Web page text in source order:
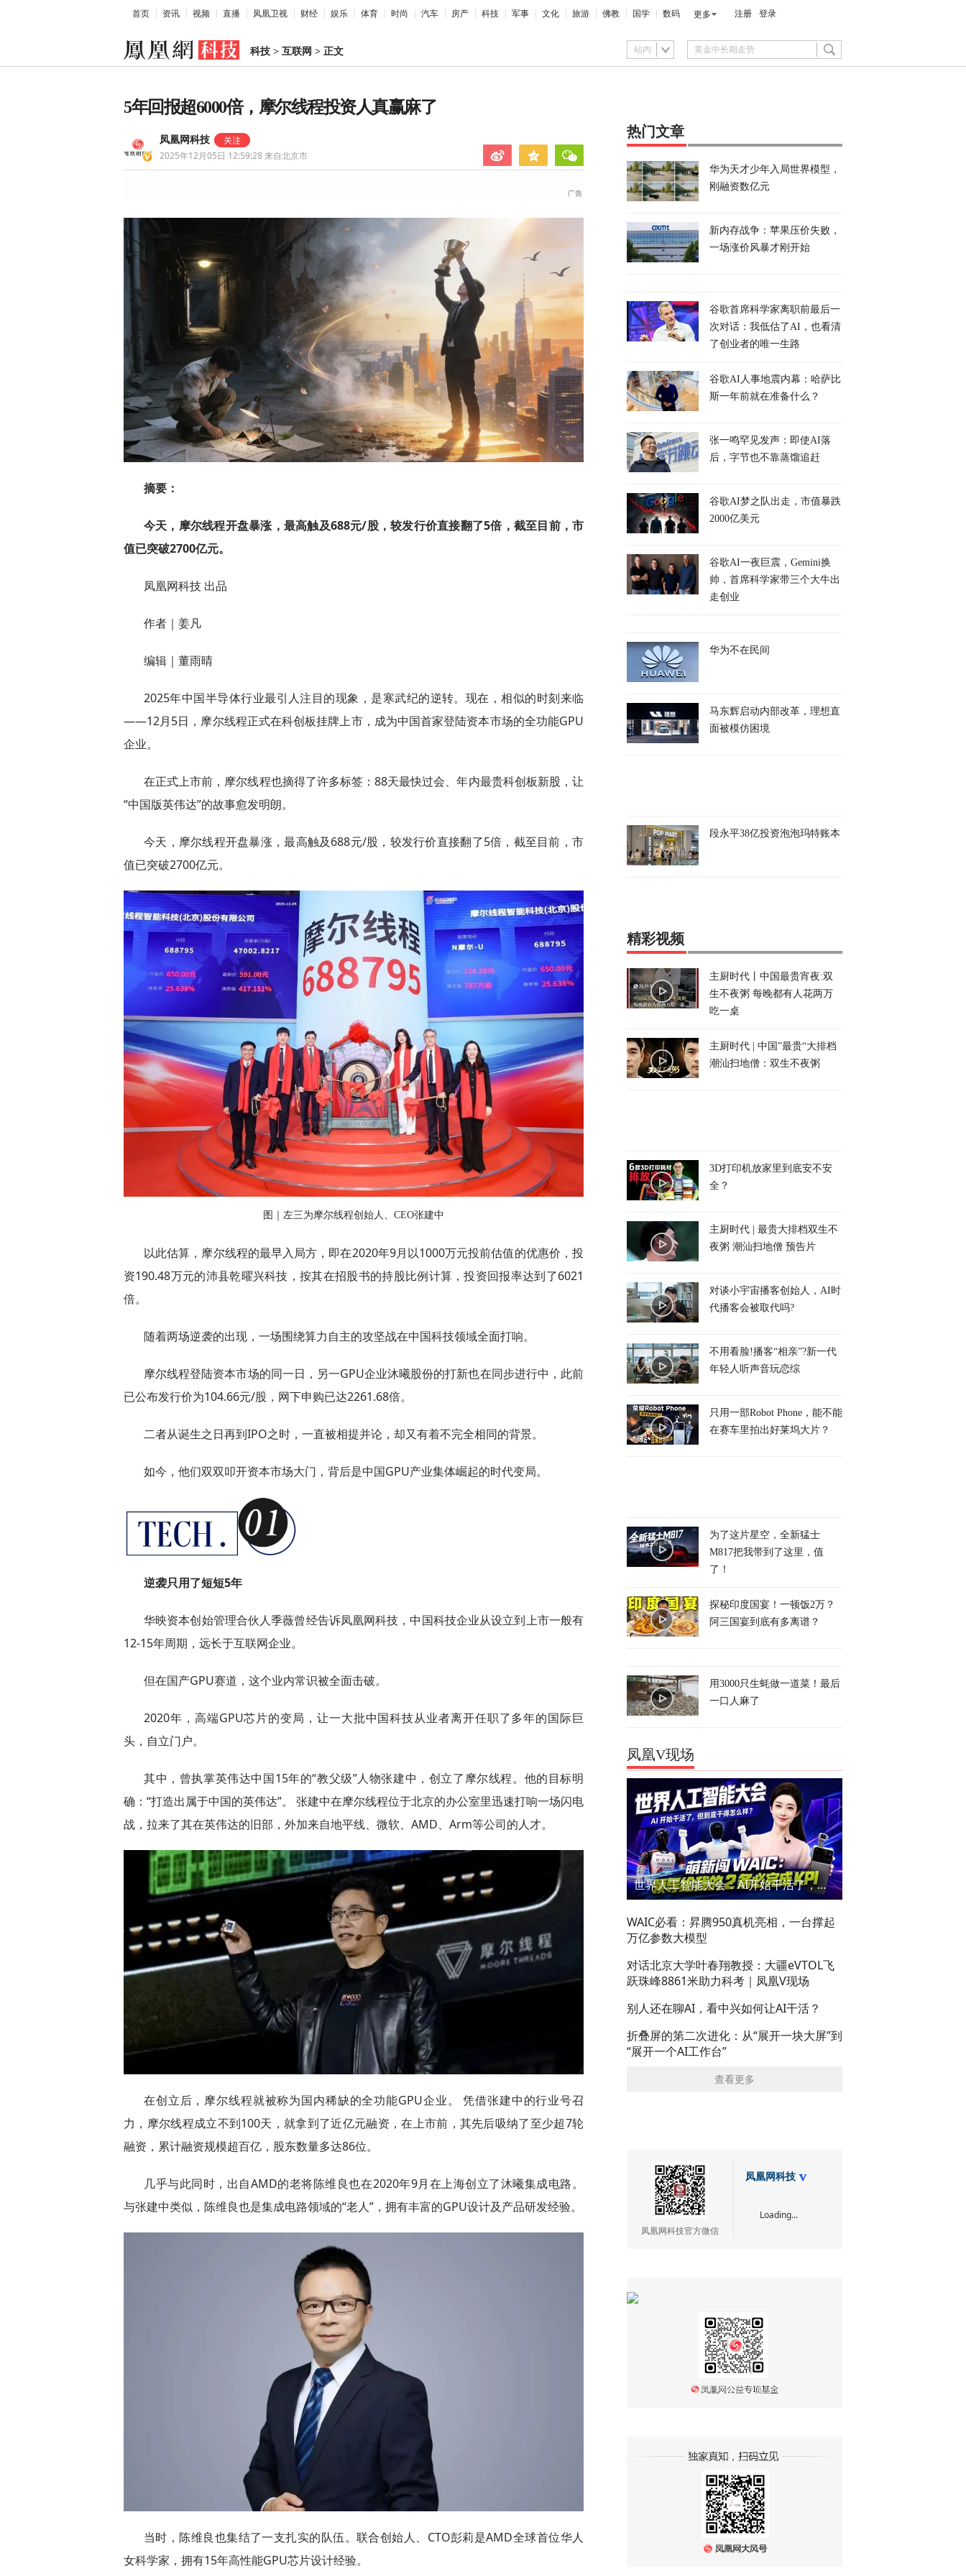
首页 资讯 视频 直播 凤凰卫视 财经 娱乐 体育 时尚 汽车 房产 科技 军事 文化 旅游 佛教 国学 数码 更多 注册 登录
科技 > 互联网 > 正文 站内
5年回报超6000倍，摩尔线程投资人真赢麻了
凤凰网科技
2025年12月05日 12:59:28 来自北京市
摘要：
今天，摩尔线程开盘暴涨，最高触及688元/股，较发行价直接翻了5倍，截至目前，市
值已突破2700亿元。
凤凰网科技 出品
作者｜姜凡
编辑｜董雨晴
2025年中国半导体行业最引人注目的现象，是寒武纪的逆转。现在，相似的时刻来临
——12月5日，摩尔线程正式在科创板挂牌上市，成为中国首家登陆资本市场的全功能GPU
企业。
在正式上市前，摩尔线程也摘得了许多标签：88天最快过会、年内最贵科创板新股，让
“中国版英伟达”的故事愈发明朗。
今天，摩尔线程开盘暴涨，最高触及688元/股，较发行价直接翻了5倍，截至目前，市
值已突破2700亿元。
图｜左三为摩尔线程创始人、CEO张建中
以此估算，摩尔线程的最早入局方，即在2020年9月以1000万元投前估值的优惠价，投
资190.48万元的沛县乾曜兴科技，按其在招股书的持股比例计算，投资回报率达到了6021
倍。
随着两场逆袭的出现，一场围绕算力自主的攻坚战在中国科技领域全面打响。
摩尔线程登陆资本市场的同一日，另一GPU企业沐曦股份的打新也在同步进行中，此前
已公布发行价为104.66元/股，网下申购已达2261.68倍。
二者从诞生之日再到IPO之时，一直被相提并论，却又有着不完全相同的背景。
如今，他们双双叩开资本市场大门，背后是中国GPU产业集体崛起的时代变局。
逆袭只用了短短5年
华映资本创始管理合伙人季薇曾经告诉凤凰网科技，中国科技企业从设立到上市一般有
12-15年周期，远长于互联网企业。
但在国产GPU赛道，这个业内常识被全面击破。
2020年，高端GPU芯片的变局，让一大批中国科技从业者离开任职了多年的国际巨
头，自立门户。
其中，曾执掌英伟达中国15年的“教父级”人物张建中，创立了摩尔线程。他的目标明
确：“打造出属于中国的英伟达”。 张建中在摩尔线程位于北京的办公室里迅速打响一场闪电
战，拉来了其在英伟达的旧部，外加来自地平线、微软、AMD、Arm等公司的人才。
在创立后，摩尔线程就被称为国内稀缺的全功能GPU企业。 凭借张建中的行业号召
力，摩尔线程成立不到100天，就拿到了近亿元融资，在上市前，其先后吸纳了至少超7轮
融资，累计融资规模超百亿，股东数量多达86位。
几乎与此同时，出自AMD的老将陈维良也在2020年9月在上海创立了沐曦集成电路。
与张建中类似，陈维良也是集成电路领域的“老人”，拥有丰富的GPU设计及产品研发经验。
当时，陈维良也集结了一支扎实的队伍。联合创始人、CTO彭莉是AMD全球首位华人
女科学家，拥有15年高性能GPU芯片设计经验。
热门文章
华为天才少年入局世界模型，
刚融资数亿元
新内存战争：苹果压价失败，
一场涨价风暴才刚开始
谷歌首席科学家离职前最后一
次对话：我低估了AI，也看清
了创业者的唯一生路
谷歌AI人事地震内幕：哈萨比
斯一年前就在准备什么？
张一鸣罕见发声：即使AI落
后，字节也不靠蒸馏追赶
谷歌AI梦之队出走，市值暴跌
2000亿美元
谷歌AI一夜巨震，Gemini换
帅，首席科学家带三个大牛出
走创业
华为不在民间
马东辉启动内部改革，理想直
面被模仿困境
段永平38亿投资泡泡玛特账本
精彩视频
主厨时代丨中国最贵宵夜:双
生不夜粥 每晚都有人花两万
吃一桌
主厨时代 | 中国”最贵“大排档
潮汕扫地僧：双生不夜粥
3D打印机放家里到底安不安
全？
主厨时代 | 最贵大排档双生不
夜粥 潮汕扫地僧 预告片
对谈小宇宙播客创始人，AI时
代播客会被取代吗?
不用看脸!播客“相亲”?新一代
年轻人听声音玩恋综
只用一部Robot Phone，能不能
在赛车里拍出好莱坞大片？
为了这片星空，全新猛士
M817把我带到了这里，值
了！
探秘印度国宴！一顿饭2万？
阿三国宴到底有多离谱？
用3000只生蚝做一道菜！最后
一口人麻了
凤凰V现场
世界人工智能大会：AI开始干活了，但到底干的怎么样？萌新闯WAIC
WAIC必看：昇腾950真机亮相，一台撑起
万亿参数大模型
对话北京大学叶春翔教授：大疆eVTOL飞
跃珠峰8861米助力科考｜凤凰V现场
别人还在聊AI，看中兴如何让AI干活？
折叠屏的第二次进化：从“展开一块大屏”到
“展开一个AI工作台”
查看更多
凤凰网科技官方微信
凤凰网科技
Loading...